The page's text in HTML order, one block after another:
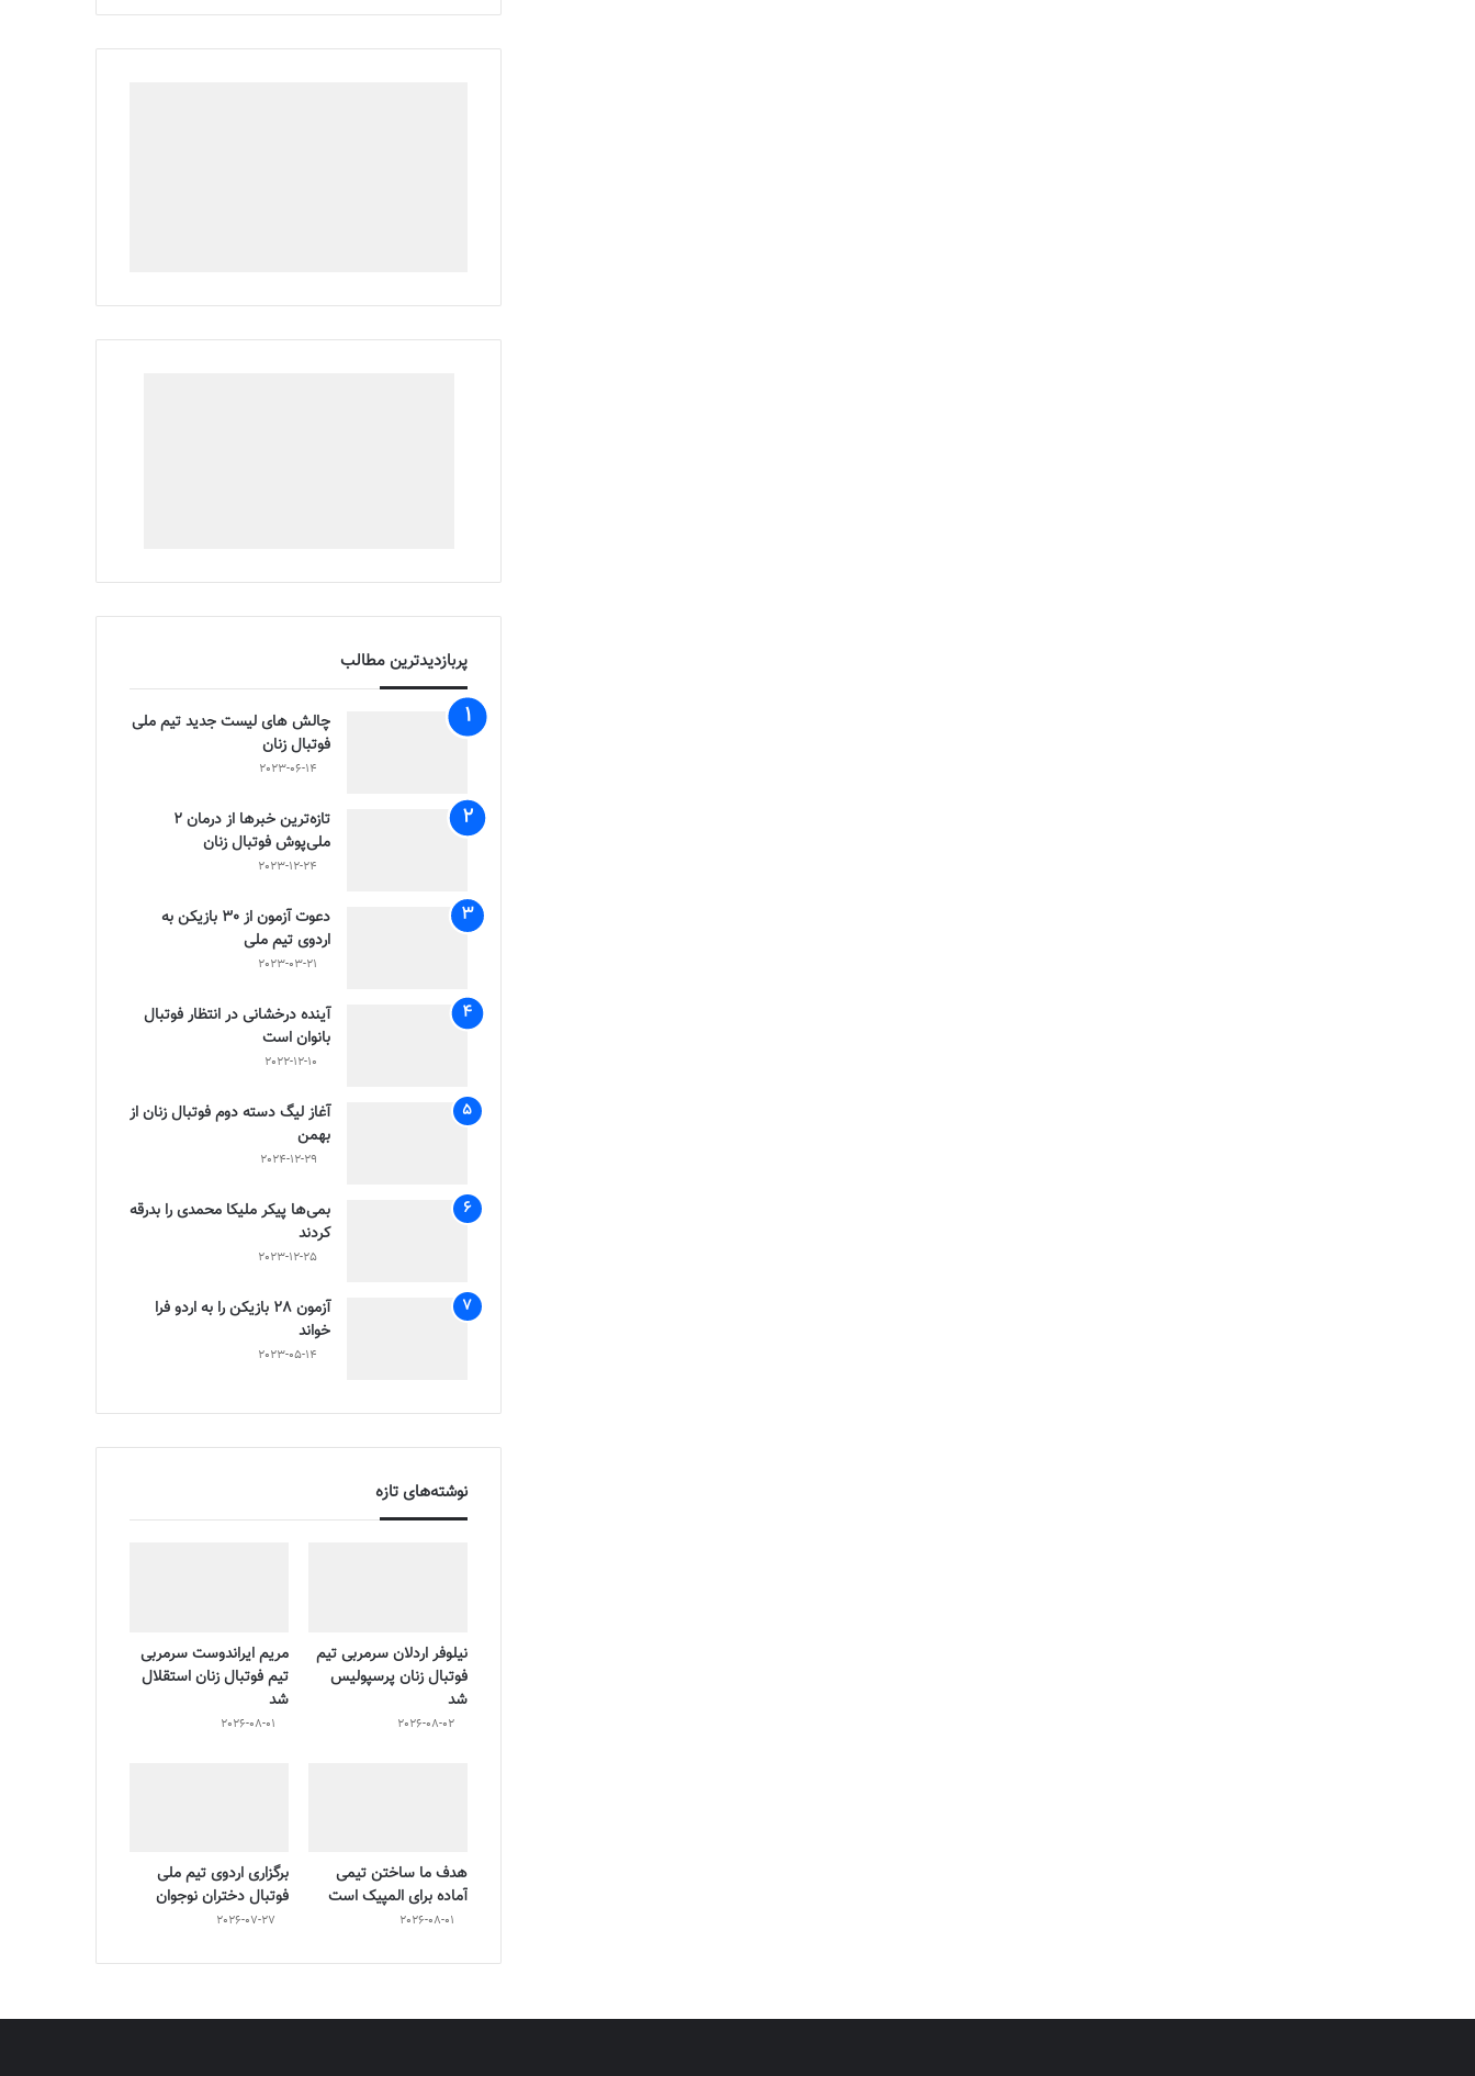
پربازدیدترین مطالب
چالش هاى ليست جدید تيم ملى
فوتبال زنان
2023-06-14
تازه‌ترین خبرها از درمان ۲
ملی‌پوش فوتبال زنان
2023-12-24
دعوت آزمون از 30 بازیکن به
اردوی تیم ملی
2023-03-21
آینده درخشانی در انتظار فوتبال
بانوان است
2022-12-10
آغاز لیگ دسته دوم فوتبال زنان از
بهمن
2024-12-29
بمی‌ها پیکر ملیکا محمدی را بدرقه
کردند
2023-12-25
آزمون 28 بازیکن را به اردو فرا
خواند
2023-05-14
نوشته‌های تازه
نیلوفر اردلان سرمربی تیم
فوتبال زنان پرسپولیس
شد
2026-08-02
مریم ایراندوست سرمربی
تیم فوتبال زنان استقلال
شد
2026-08-01
هدف ما ساختن تیمی
آماده برای المپیک است
2026-08-01
برگزاری اردوی تیم ملی
فوتبال دختران نوجوان
2026-07-27